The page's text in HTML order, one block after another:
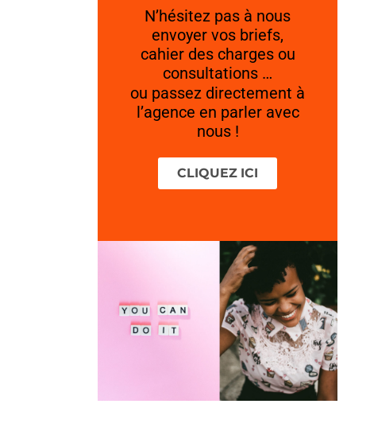
N’hésitez pas à nous
envoyer vos briefs,
cahier des charges ou
consultations …
ou passez directement à
l’agence en parler avec
nous !
CLIQUEZ ICI